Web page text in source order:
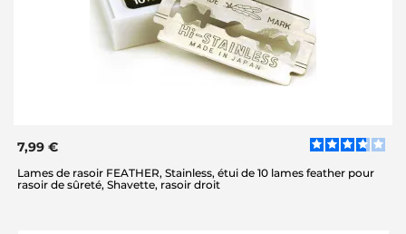
7,99 €
Lames de rasoir FEATHER, Stainless, étui de 10 lames feather pour
rasoir de sûreté, Shavette, rasoir droit